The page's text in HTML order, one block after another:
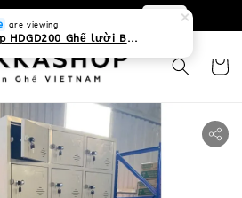
hệ với chúng tôi
are viewing
Tekkashop HDGD200 Ghế lười Beanbag form truyền thống, chất liệu Olefin canvas kháng nước, màu xanh biển, có thể sử dụng trong nhà và cả ngoài trời, có quai xách